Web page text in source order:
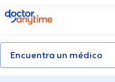
doctoranytime
Encuentra un médico